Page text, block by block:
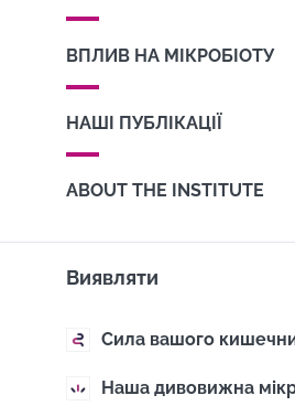
ВПЛИВ НА МІКРОБІОТУ
НАШІ ПУБЛІКАЦІЇ
ABOUT THE INSTITUTE
Виявляти
Сила вашого
Наша дивовижна